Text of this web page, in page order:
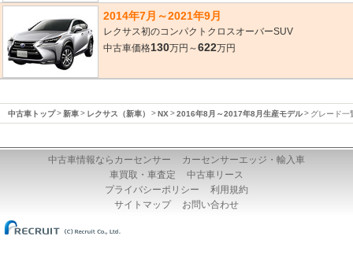
2014年7月～2021年9月
レクサス初のコンパクトクロスオーバーSUV
中古車価格130万円～622万円
中古車トップ 新車 レクサス（新車） NX 2016年8月～2017年8月生産モデル グレード一
中古車情報ならカーセンサー
カーセンサーエッジ・輸入車
車買取・車査定
中古車リース
プライバシーポリシー
利用規約
サイトマップ
お問い合わせ